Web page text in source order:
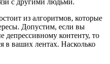
из алгоритмов, которые
Допустим, если вы
депрессивному контенту, то
в ваших лентах. Насколько